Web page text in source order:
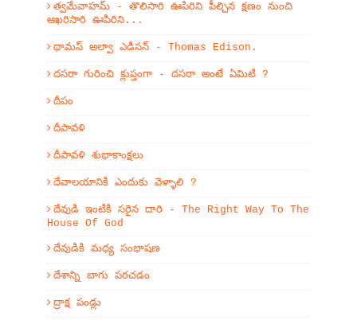
త్వమేవాహమ్‌ - తొలిసారి ఊపిరిని పీల్చిన క్షణం నుంచి
ఆఖరిసారి ఊపిరిని...
థామస్ అల్వా ఎడిసన్ - Thomas Edison.
దసరా గురించి క్లుప్తంగా - దసరా అంటే ఏమిటి ?
దీపం
దీపావళి
దీపావళి శుభాకాంక్షలు
దేవాలయానికి ఎందుకు వెళ్ళాలి ?
దేవుడి ఇంటికి సరైన దారి - The Right Way To The
House Of God
దేవుడికి మధ్య సంభాషణ
దేశాన్ని బాగు పరచడం
ద్రాక్ష పండ్లు